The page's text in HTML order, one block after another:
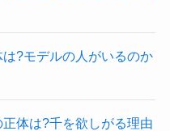
?モデルの人がいるのか
体は?千を欲しがる理由